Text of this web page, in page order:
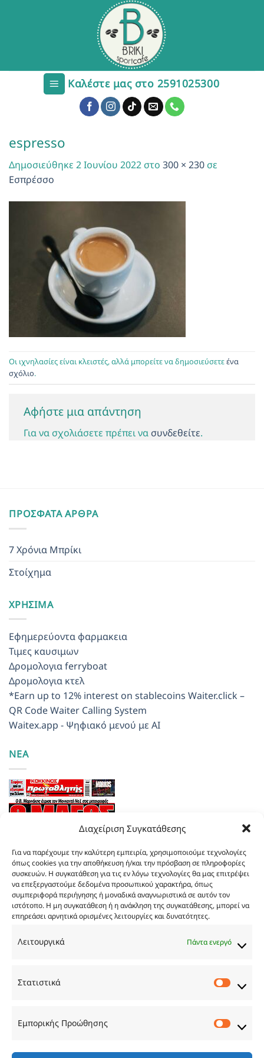
Διαχείριση Συγκατάθεσης
Για να παρέχουμε την καλύτερη εμπειρία, χρησιμοποιούμε τεχνολογίες
όπως cookies για την αποθήκευση ή/και την πρόσβαση σε πληροφορίες
συσκευών. Η συγκατάθεση για τις εν λόγω τεχνολογίες θα μας επιτρέψει
να επεξεργαστούμε δεδομένα προσωπικού χαρακτήρα, όπως
συμπεριφορά περιήγησης ή μοναδικά αναγνωριστικά σε αυτόν τον
ιστότοπο. Η μη συγκατάθεση ή η ανάκληση της συγκατάθεσης, μπορεί να
επηρεάσει αρνητικά ορισμένες λειτουργίες και δυνατότητες.
Λειτουργικά Πάντα ενεργό
Στατιστικά
Εμπορικής Προώθησης
Καλέστε μας στο 2591025300
espresso
Δημοσιεύθηκε 2 Ιουνίου 2022 στο 300 × 230 σε
Εσπρέσσο
Οι ιχνηλασίες είναι κλειστές, αλλά μπορείτε να δημοσιεύσετεένα
σχόλιο.
Αφήστε μια απάντηση
Για να σχολιάσετε πρέπει να συνδεθείτε.
ΠΡΌΣΦΑΤΑ ΆΡΘΡΑ
7 Χρόνια Μπρίκι
Στοίχημα
ΧΡΉΣΙΜΑ
Εφημερεύοντα φαρμακεια
Τιμες καυσιμων
Δρομολογια ferryboat
Δρομολογια κτελ
*Earn up to 12% interest on stablecoins Waiter.click –
QR Code Waiter Calling System
Waitex.app - Ψηφιακό μενού με AI
ΝΕΑ